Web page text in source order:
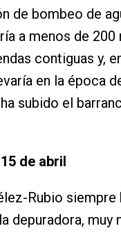
de bombeo de
a menos de
contiguas y,
en la época
subido el
de abril
Rubio
depuradora,